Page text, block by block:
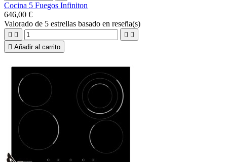
Cocina 5 Fuegos Infiniton
646,00 €
Valorado de 5 estrellas basado en reseña(s)
   
 Añadir al carrito